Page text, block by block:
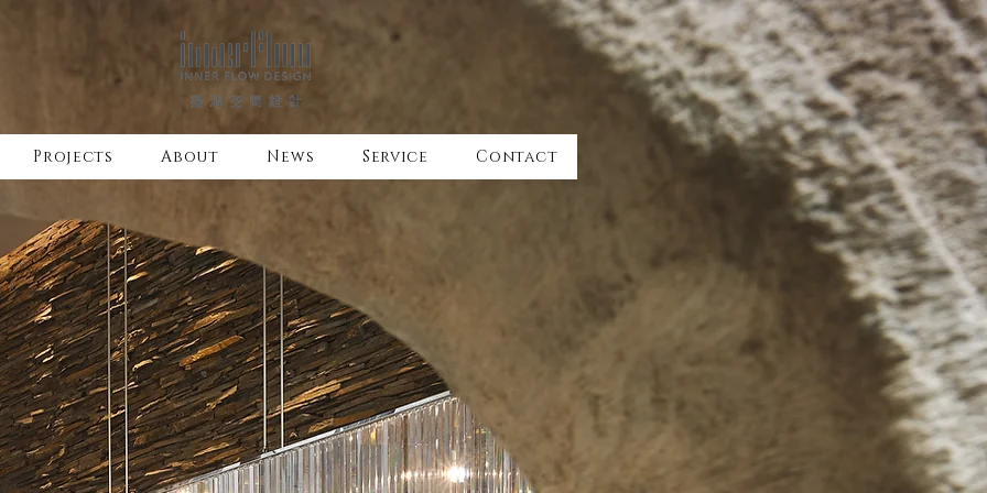
Projects About News Service Contact